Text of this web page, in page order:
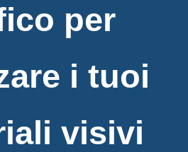
per
i tuoi
visivi